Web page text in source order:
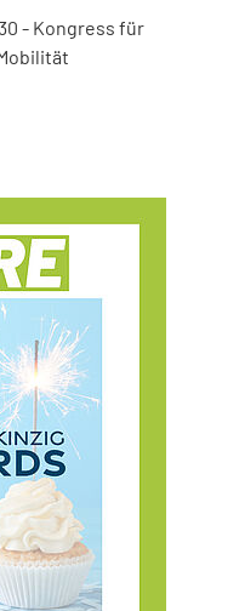
- Kongress für